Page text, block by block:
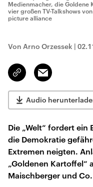
Medienmacher, die Goldene
vier großen TV-Talkshows von
picture alliance
Von Arno Orzessek |
Link
kopieren/teilen
Email
Audio
Die „Welt“ fordert ein
die Demokratie
Extremen neigten.
„Goldenen Kartoffel“
Maischberger und